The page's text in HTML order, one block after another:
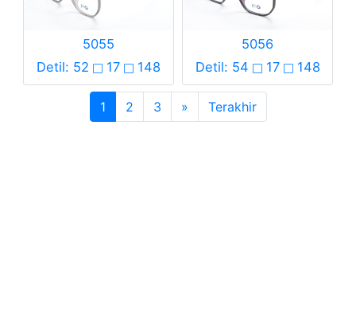
5055
Detil: 52
17 148
5056
Detil: 54
17 148
1 2 3 » Terakhir